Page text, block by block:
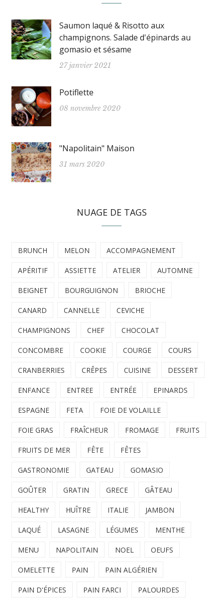
Saumon laqué & Risotto aux
champignons. Salade d'épinards au
gomasio et sésame
27 janvier 2021
Potiflette
08 novembre 2020
"Napolitain" Maison
31 mars 2020
NUAGE DE TAGS
BRUNCH MELON ACCOMPAGNEMENT
APÉRITIF ASSIETTE ATELIER AUTOMNE
BEIGNET BOURGUIGNON BRIOCHE
CANARD CANNELLE CEVICHE
CHAMPIGNONS CHEF CHOCOLAT
CONCOMBRE COOKIE COURGE COURS
CRANBERRIES CRÊPES CUISINE DESSERT
ENFANCE ENTREE ENTRÉE EPINARDS
ESPAGNE FETA FOIE DE VOLAILLE
FOIE GRAS FRAÎCHEUR FROMAGE FRUITS
FRUITS DE MER FÊTE FÊTES
GASTRONOMIE GATEAU GOMASIO
GOÛTER GRATIN GRECE GÂTEAU
HEALTHY HUÎTRE ITALIE JAMBON
LAQUÉ LASAGNE LÉGUMES MENTHE
MENU NAPOLITAIN NOEL OEUFS
OMELETTE PAIN PAIN ALGÉRIEN
PAIN D'ÉPICES PAIN FARCI PALOURDES